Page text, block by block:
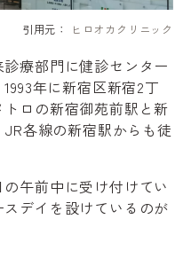
引用元： ヒロオカクリニック
療部門に健診センター
年に新宿区新宿2丁
ロの新宿御苑前駅と新
各線の新宿駅からも徒
午前中に受け付けてい
デイを設けているのが